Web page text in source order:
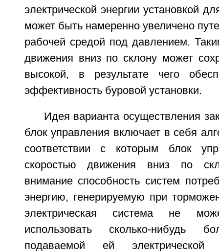
электрической энергии установкой
может быть намеренно увеличено
рабочей средой под давлением.
движения вниз по склону может
высокой, в результате чего
эффективность буровой установки.
Идея варианта осуществления
блок управления включает в себя
соответствии с которым блок
скоростью движения вниз по
внимание способность систем
энергию, генерируемую при
электрическая система не
использовать сколько-нибудь
подаваемой ей электрической